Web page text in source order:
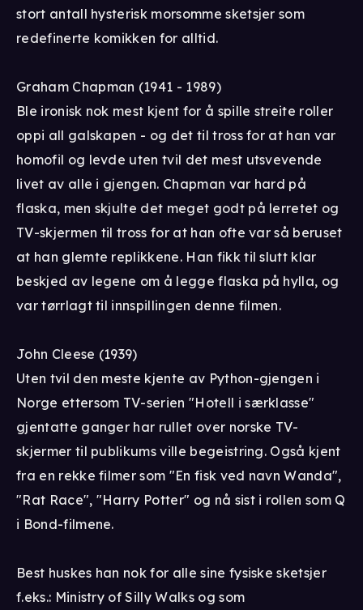
stort antall hysterisk morsomme sketsjer som
redefinerte komikken for alltid.
Graham Chapman (1941 - 1989)
Ble ironisk nok mest kjent for å spille streite roller
oppi all galskapen - og det til tross for at han var
homofil og levde uten tvil det mest utsvevende
livet av alle i gjengen. Chapman var hard på
flaska, men skjulte det meget godt på lerretet og
TV-skjermen til tross for at han ofte var så beruset
at han glemte replikkene. Han fikk til slutt klar
beskjed av legene om å legge flaska på hylla, og
var tørrlagt til innspillingen denne filmen.
John Cleese (1939)
Uten tvil den meste kjente av Python-gjengen i
Norge ettersom TV-serien "Hotell i særklasse"
gjentatte ganger har rullet over norske TV-
skjermer til publikums ville begeistring. Også kjent
fra en rekke filmer som "En fisk ved navn Wanda",
"Rat Race", "Harry Potter" og nå sist i rollen som Q
i Bond-filmene.
Best huskes han nok for alle sine fysiske sketsjer
f.eks.: Ministry of Silly Walks og som